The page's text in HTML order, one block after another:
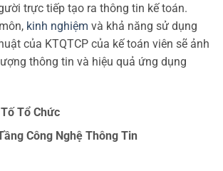
trực tiếp tạo ra thông tin kế toán.
kinh nghiệm và khả năng sử dụng
của KTQTCP của kế toán viên sẽ ảnh
thông tin và hiệu quả ứng dụng
Tổ Chức
Công Nghệ Thông Tin